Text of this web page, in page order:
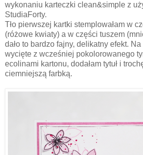
wykonaniu karteczki clean&simple z
StudiaForty.
Tło pierwszej kartki stemplowałam w
(różowe kwiaty) a w części tuszem
dało to bardzo fajny, delikatny efekt.
wycięte z wcześniej pokolorowanego
ecolinami kartonu, dodałam tytuł i
ciemniejszą farbką.